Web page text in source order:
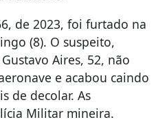
de 2023, foi furtado na
(8). O suspeito,
Aires, 52, não
e acabou caindo
de decolar. As
Militar mineira.